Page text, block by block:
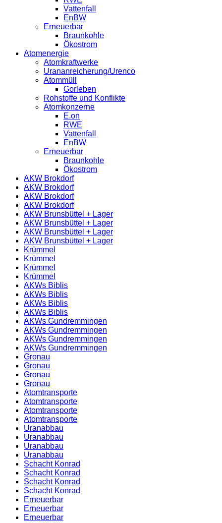
Vattenfall
EnBW
Erneuerbar
Braunkohle
Ökostrom
Atomenergie
Atomkraftwerke
Urananreicherung/Urenco
Atommüll
Gorleben
Rohstoffe und Konflikte
Atomkonzerne
E.on
RWE
Vattenfall
EnBW
Erneuerbar
Braunkohle
Ökostrom
AKW Brokdorf
AKW Brokdorf
AKW Brokdorf
AKW Brokdorf
AKW Brunsbüttel + Lager
AKW Brunsbüttel + Lager
AKW Brunsbüttel + Lager
AKW Brunsbüttel + Lager
Krümmel
Krümmel
Krümmel
Krümmel
AKWs Biblis
AKWs Biblis
AKWs Biblis
AKWs Biblis
AKWs Gundremmingen
AKWs Gundremmingen
AKWs Gundremmingen
AKWs Gundremmingen
Gronau
Gronau
Gronau
Gronau
Atomtransporte
Atomtransporte
Atomtransporte
Atomtransporte
Uranabbau
Uranabbau
Uranabbau
Uranabbau
Schacht Konrad
Schacht Konrad
Schacht Konrad
Schacht Konrad
Erneuerbar
Erneuerbar
Erneuerbar